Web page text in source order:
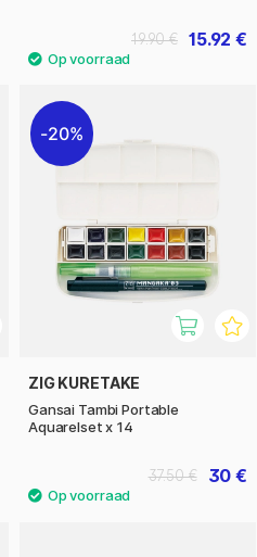
15.92 €
19.90 €
20%
ZIG KURETAKE
Gansai Tambi Portable
Aquarelset x 14
30 €
37.50 €